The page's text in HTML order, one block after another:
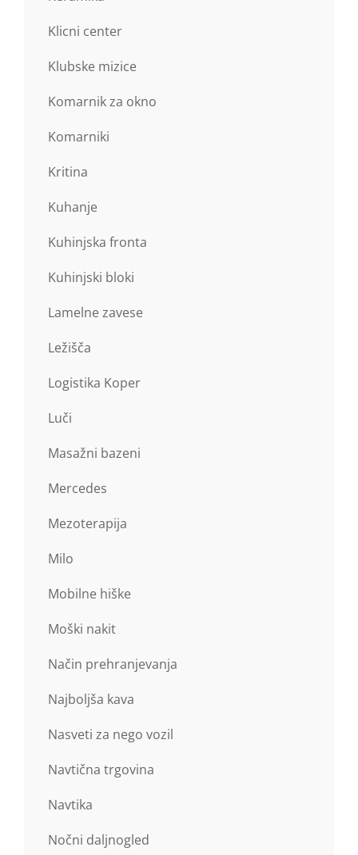
Klicni center
Klubske mizice
Komarnik za okno
Komarniki
Kritina
Kuhanje
Kuhinjska fronta
Kuhinjski bloki
Lamelne zavese
Ležišča
Logistika Koper
Luči
Masažni bazeni
Mercedes
Mezoterapija
Milo
Mobilne hiške
Moški nakit
Način prehranjevanja
Najboljša kava
Nasveti za nego vozil
Navtična trgovina
Navtika
Nočni daljnogled